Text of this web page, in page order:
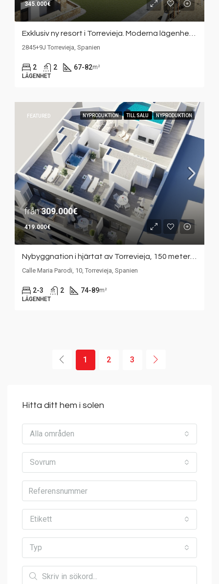
345.000€
2845+9J Torrevieja, Spanien
2 2 67-82m²
LÄGENHET
FEATURED NYPRODUKTION TILL SALU NYPRODUKTION
från309.000€
419.000€
Calle Maria Parodi, 10, Torrevieja, Spanien
2-3 2 74-89m²
LÄGENHET
1 2 3
Hitta ditt hem i solen
Alla områden
Sovrum
Etikett
Typ